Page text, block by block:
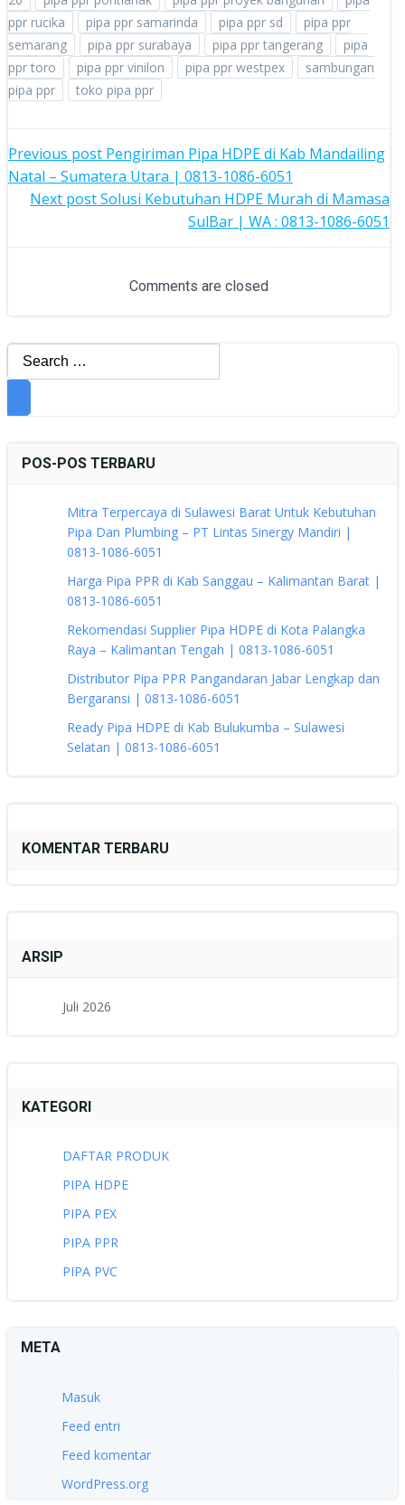
ppr rucika
pipa ppr samarinda pipa ppr sd
pipa ppr
semarang
pipa ppr surabaya pipa ppr tangerang
pipa
ppr toro
pipa ppr vinilon pipa ppr westpex
sambungan
pipa ppr
toko pipa ppr
POST
NAVIGATION
Previous post Pengiriman Pipa HDPE di Kab Mandailing
Natal – Sumatera Utara | 0813-1086-6051
POST
Next postSolusi Kebutuhan HDPE Murah di Mamasa
SulBar | WA : 0813-1086-6051
Comments are closed
Search
POS-POS TERBARU
Mitra Terpercaya di Sulawesi Barat Untuk Kebutuhan
Pipa Dan Plumbing – PT Lintas Sinergy Mandiri |
0813-1086-6051
Harga Pipa PPR di Kab Sanggau – Kalimantan Barat |
0813-1086-6051
Rekomendasi Supplier Pipa HDPE di Kota Palangka
Raya – Kalimantan Tengah | 0813-1086-6051
Distributor Pipa PPR Pangandaran Jabar Lengkap dan
Bergaransi | 0813-1086-6051
Ready Pipa HDPE di Kab Bulukumba – Sulawesi
Selatan | 0813-1086-6051
KOMENTAR TERBARU
ARSIP
Juli 2026
KATEGORI
DAFTAR PRODUK
PIPA HDPE
PIPA PEX
PIPA PPR
PIPA PVC
META
Masuk
Feed entri
Feed komentar
WordPress.org